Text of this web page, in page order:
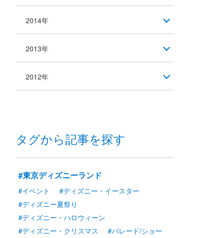
2014年
2013年
2012年
タグから記事を探す
#東京ディズニーランド
#イベント
#ディズニー・イースター
#ディズニー夏祭り
#ディズニー・ハロウィーン
#ディズニー・クリスマス
#パレード/ショー